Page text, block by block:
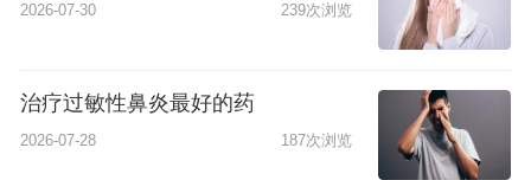
2026-07-30 239次浏览
治疗过敏性鼻炎最好的药
2026-07-28 187次浏览